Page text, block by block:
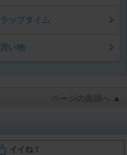
ラップタイム
買い物
ページの先頭へ ▲
イイね！